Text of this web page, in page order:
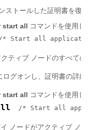
ストールした証明書を復
start all コマンドを使用し
Start all applications
ティブ ノードのすべて
グオンし、証明書の詳
start all コマンドを使用し
/* Start all
ノードがアクティブ ノ